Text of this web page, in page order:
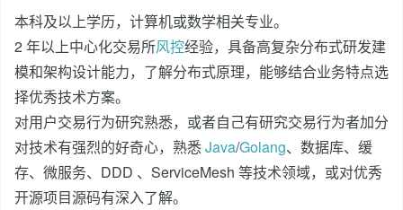
本科及以上学历，计算机或数学相关专业。
2 年以上中心化交易所风控经验，具备高复杂分布式研发建
模和架构设计能力，了解分布式原理，能够结合业务特点选
择优秀技术方案。
对用户交易行为研究熟悉，或者自己有研究交易行为者加分
对技术有强烈的好奇心，熟悉Java/Golang、数据库、缓
存、微服务、DDD 、ServiceMesh 等技术领域，或对优秀
开源项目源码有深入了解。